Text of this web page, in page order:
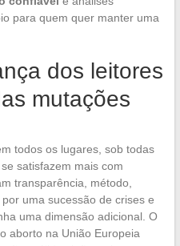
para quem quer manter uma
dos leitores
mutações
todos os lugares, sob todas
satisfazem mais com
transparência, método,
uma sucessão de crises e
uma dimensão adicional. O
aborto na União Europeia